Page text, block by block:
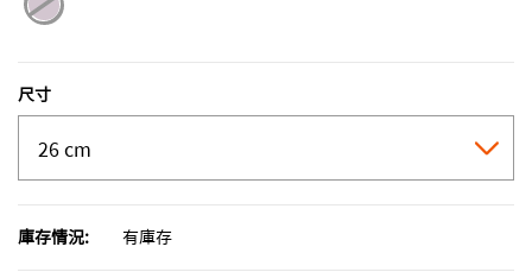
尺寸
庫存情況: 有庫存